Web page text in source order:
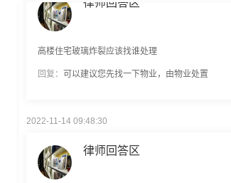
高楼住宅玻璃炸裂应该找谁处理
回复：可以建议您先找一下物业，由物业处置
律师回答区